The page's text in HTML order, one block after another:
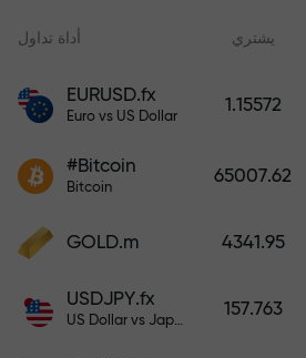
كلما زاد مبلغ الإيداع، زادت
أداة تداول يشتري
EURUSD.fx
Euro vs US Dollar
1.15572
#Bitcoin
Bitcoin
65007.62
GOLD.m 4341.95
USDJPY.fx
US Dollar vs Japanese Yen
157.763